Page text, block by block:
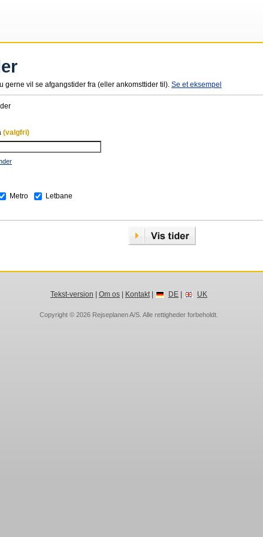
gerne vil se afgangstider fra (eller ankomsttider til). Se et eksempel
(valgfri)
Metro Letbane
Tekst-version Om os| Kontakt| DE| UK
Copyright © 2026 Rejseplanen A/S . Alle rettigheder forbeholdt.